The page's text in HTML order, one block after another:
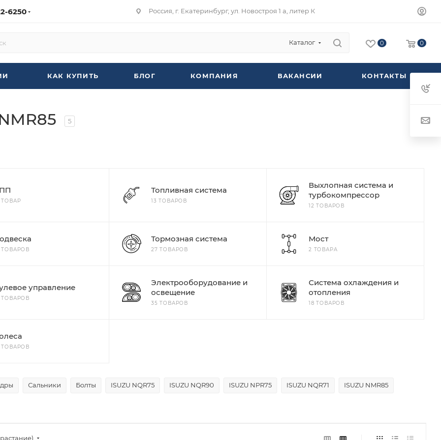
6250 Россия, г. Екатеринбург, ул. Новостроя 1 а, литер К
Каталог 0 0
КАК КУПИТЬ БЛОГ КОМПАНИЯ ВАКАНСИИ КОНТАКТЫ
5
ТОВАР
Топливная система
13 ТОВАРОВ
Выхлопная система и
турбокомпрессор
12 ТОВАРОВ
ТОВАРОВ
Тормозная система
27 ТОВАРОВ
Мост
2 ТОВАРА
управление
ТОВАРОВ
Электрооборудование и
освещение
35 ТОВАРОВ
Система охлаждения и
отопления
18 ТОВАРОВ
ТОВАРОВ
Сальники Болты ISUZU NQR75 ISUZU NQR90 ISUZU NPR75 ISUZU NQR71 ISUZU NMR85